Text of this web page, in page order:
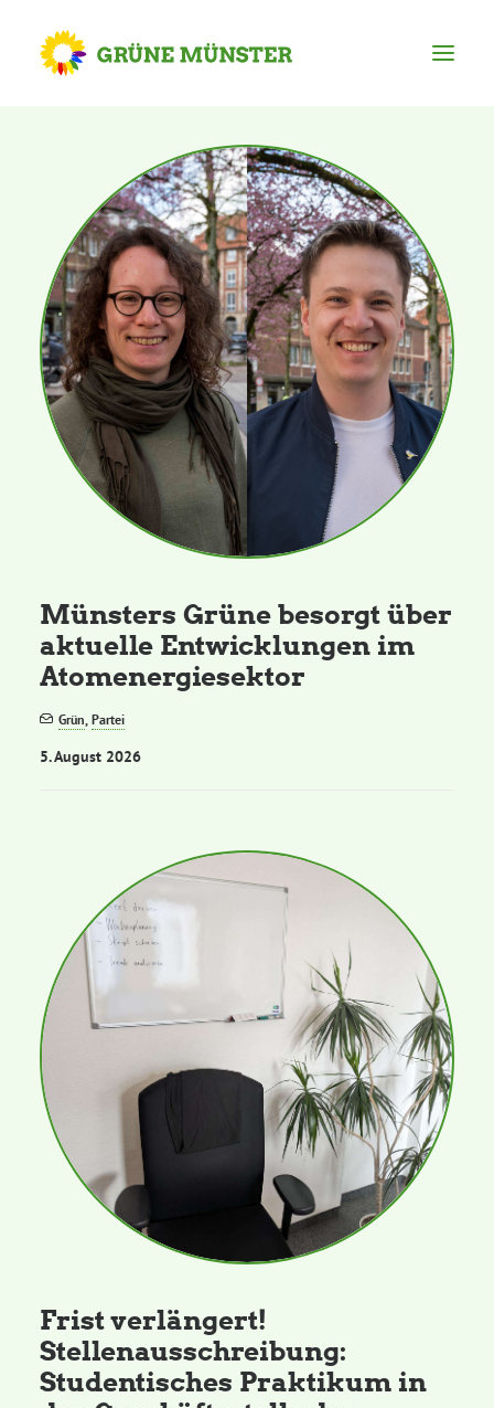
Kreisvorstand
Kreisgeschäftsstelle
Mitgliederversammlung
Ortsverbände
Kommissionen
Grünes Zentrum
Personen
Sylvia Rietenberg, MdB
Josefine Paul, MdL
Robin Korte, MdL
Delegierte
Grüne im Rathaus
Ratsmitglieder 2025 – 2030
Ratsanträge
Münsters Grüne besorgt über
aktuelle Entwicklungen im
Atomenergiesektor
Grün,Partei
5. August 2026
Frist verlängert!
Stellenausschreibung:
Studentisches Praktikum in